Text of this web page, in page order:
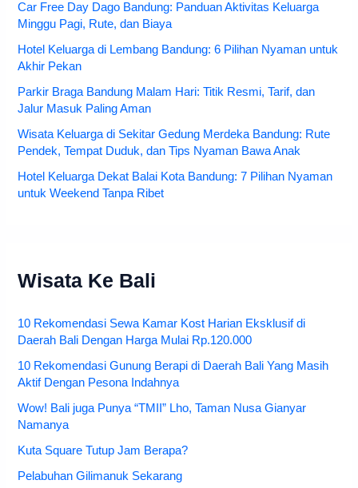
Car Free Day Dago Bandung: Panduan Aktivitas Keluarga
Minggu Pagi, Rute, dan Biaya
Hotel Keluarga di Lembang Bandung: 6 Pilihan Nyaman untuk
Akhir Pekan
Parkir Braga Bandung Malam Hari: Titik Resmi, Tarif, dan
Jalur Masuk Paling Aman
Wisata Keluarga di Sekitar Gedung Merdeka Bandung: Rute
Pendek, Tempat Duduk, dan Tips Nyaman Bawa Anak
Hotel Keluarga Dekat Balai Kota Bandung: 7 Pilihan Nyaman
untuk Weekend Tanpa Ribet
Wisata Ke Bali
10 Rekomendasi Sewa Kamar Kost Harian Eksklusif di
Daerah Bali Dengan Harga Mulai Rp.120.000
10 Rekomendasi Gunung Berapi di Daerah Bali Yang Masih
Aktif Dengan Pesona Indahnya
Wow! Bali juga Punya “TMII” Lho, Taman Nusa Gianyar
Namanya
Kuta Square Tutup Jam Berapa?
Pelabuhan Gilimanuk Sekarang